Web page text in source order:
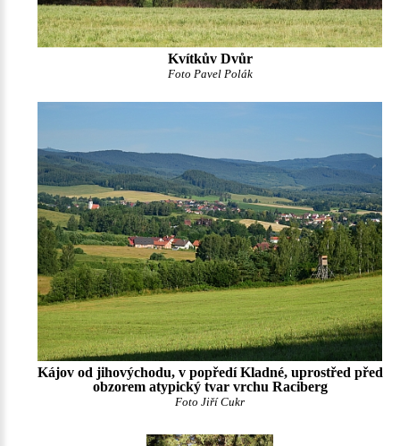
Kvítkův Dvůr
Foto Pavel Polák
Kájov od jihovýchodu, v popředí Kladné, uprostřed před
obzorem atypický tvar vrchu Raciberg
Foto Jiří Cukr